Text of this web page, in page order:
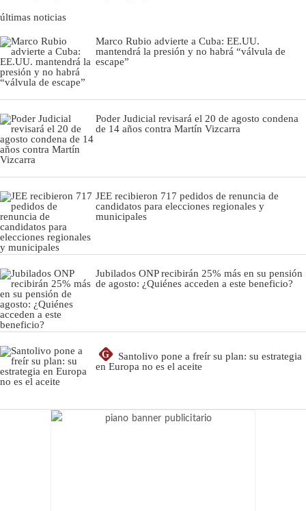
últimas noticias
Marco Rubio advierte a Cuba: EE.UU.
mantendrá la presión y no habrá “válvula de
escape”
Poder Judicial revisará el 20 de agosto condena
de 14 años contra Martín Vizcarra
JEE recibieron 717 pedidos de renuncia de
candidatos para elecciones regionales y
municipales
Jubilados ONP recibirán 25% más en su pensión
de agosto: ¿Quiénes acceden a este beneficio?
G
Santolivo pone a freír su plan: su estrategia
en Europa no es el aceite